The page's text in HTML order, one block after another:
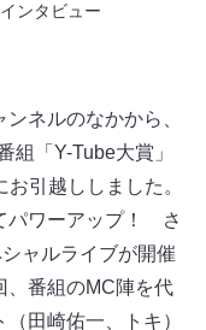
インタビュー
ネルのなかから、
組「Y-Tube大賞」
引越ししました。
パワーアップ！ さ
ャルライブが開催
、番組のMC陣を代
田崎佑一、トキ）